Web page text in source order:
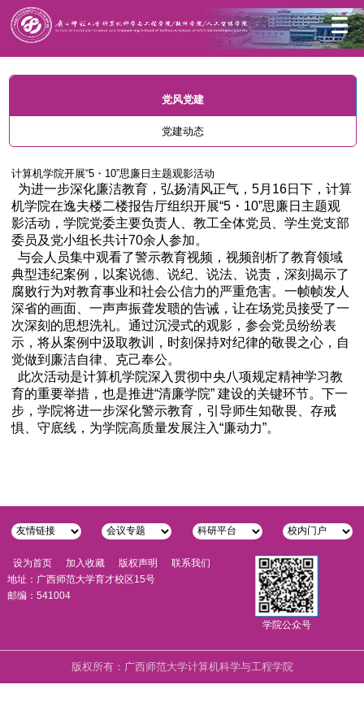
党风党建
党建动态
计算机学院开展“5・10”思廉日主题观影活动
为进一步深化廉洁教育，弘扬清风正气，5月16日下，计算
机学院在逸夫楼二楼报告厅组织开展“5・10”思廉日主题观
影活动，学院党委主要负责人、教工全体党员、学生党支部
委员及党小组长共计70余人参加。
与会人员集中观看了警示教育视频，视频剖析了教育领域
典型违纪案例，以案说德、说纪、说法、说责，深刻揭示了
腐败行为对教育事业和社会公信力的严重危害。一帧帧发人
深省的画面、一声声振聋发聩的告诫，让在场党员接受了一
次深刻的思想洗礼。通过沉浸式的观影，参会党员纷纷表
示，将从案例中汲取教训，时刻保持对纪律的敬畏之心，自
觉做到廉洁自律、克己奉公。
此次活动是计算机学院深入贯彻中央八项规定精神学习教
育的重要举措，也是推进“清廉学院” 建设的关键环节。下一
步，学院将进一步深化警示教育，引导师生知敬畏、存戒
惧、守底线，为学院高质量发展注入“廉动力”。
设为首页 加入收藏 版权声明
联系我们
地址：广西师范大学育才校区15号
邮编：541004
学院公众号
版权所有：广西师范大学计算机科学与工程学院